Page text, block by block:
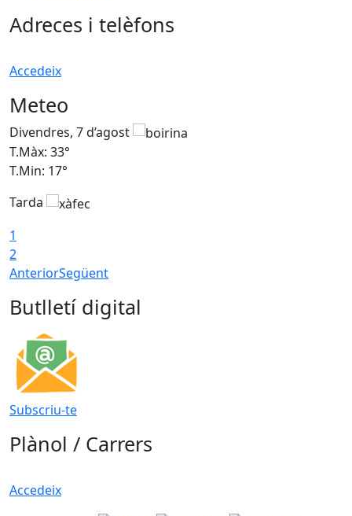
Adreces i telèfons
Accedeix
Meteo
Divendres, 7 d’agost
T.Màx: 33°
T.Min: 17°
Tarda
1
2
AnteriorSegüent
Butlletí digital
Subscriu-te
Plànol / Carrers
Accedeix